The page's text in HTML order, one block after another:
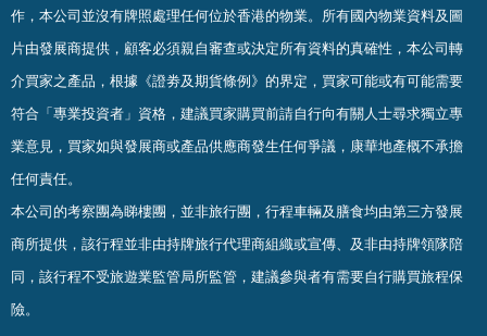
作，本公司並沒有牌照處理任何位於香港的物業。 所有國內物業資料及圖
片由發展商提供，顧客必須親自審查或決定所有資料的真確性 ， 本公司轉
介買家之產品，根據《證劵及期貨條例》的界定，買家可能或有可能需要
符合「專業投資者」資格，建議買家購買前請自行向有關人士尋求獨立專
業意見，買家如與發展商或產品供應商發生任何爭議，康華地產概不承擔
任何責任。
本公司的考察團為睇樓團，並非旅行團，行程車輛及膳食均由第三方發展
商所提供，該行程並非由持牌旅行代理商組織或宣傳、及非由持牌領隊陪
同，該行程不受旅遊業監管局所監管，建議參與者有需要自行購買旅程保
險。